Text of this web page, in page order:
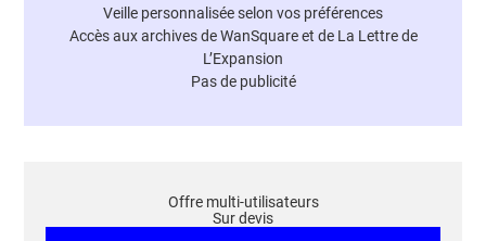
Veille personnalisée selon vos préférences
Accès aux archives de WanSquare et de La Lettre de
L’Expansion
Pas de publicité
Offre multi-utilisateurs
Sur devis